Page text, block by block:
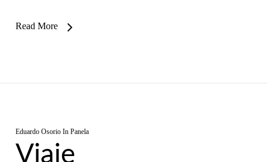
Read More
Eduardo Osorio In Panela
Viaje